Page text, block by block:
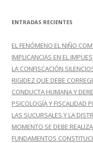
c
r
:
ENTRADAS RECIENTES
EL FENÓMENO EL NIÑO
IMPLICANCIAS EN EL
LA CONFISCACIÓN
RIGIDEZ QUE DEBE
CONDUCTA HUMANA Y
PSICOLOGÍA Y FISCALIDAD
LAS SUCURSALES Y LA
MOMENTO SE DEBE
FUNDAMENTOS